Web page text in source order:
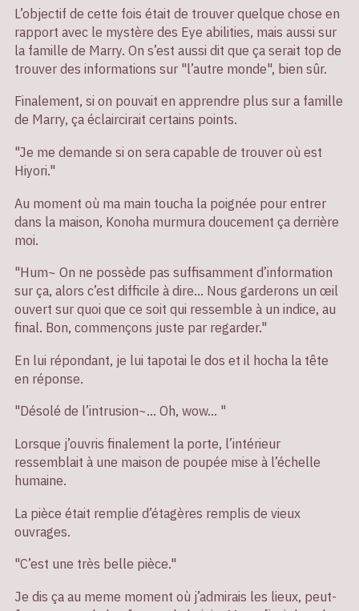
L’objectif de cette fois était de trouver quelque chose en
rapport avec le mystère des Eye abilities, mais aussi sur
la famille de Marry. On s’est aussi dit que ça serait top de
trouver des informations sur "l’autre monde", bien sûr.
Finalement, si on pouvait en apprendre plus sur a famille
de Marry, ça éclaircirait certains points.
"Je me demande si on sera capable de trouver où est
Hiyori."
Au moment où ma main toucha la poignée pour entrer
dans la maison, Konoha murmura doucement ça derrière
moi.
"Hum~ On ne possède pas suffisamment d’information
sur ça, alors c’est difficile à dire… Nous garderons un œil
ouvert sur quoi que ce soit qui ressemble à un indice, au
final. Bon, commençons juste par regarder."
En lui répondant, je lui tapotai le dos et il hocha la tête
en réponse.
"Désolé de l’intrusion~… Oh, wow… "
Lorsque j’ouvris finalement la porte, l’intérieur
ressemblait à une maison de poupée mise à l’échelle
humaine.
La pièce était remplie d’étagères remplis de vieux
ouvrages.
"C’est une très belle pièce."
Je dis ça au meme moment où j’admirais les lieux, peut-